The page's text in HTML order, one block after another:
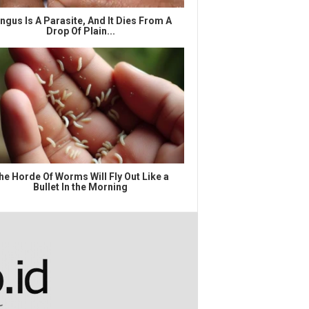
Is A Parasite, And It Dies From A
Drop Of Plain...
Horde Of Worms Will Fly Out Like a
Bullet In the Morning